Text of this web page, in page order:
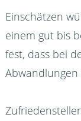
Einschätzen
einem gut bis
fest, dass bei